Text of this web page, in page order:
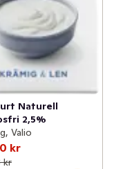
Naturell
2,5%
Valio
kr
kr